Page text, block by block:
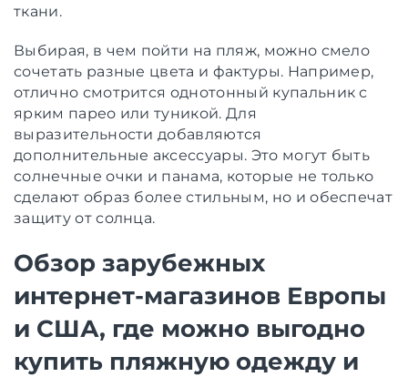
ткани.
Выбирая, в чем пойти на пляж, можно смело
сочетать разные цвета и фактуры. Например,
отлично смотрится однотонный купальник с
ярким парео или туникой. Для
выразительности добавляются
дополнительные аксессуары. Это могут быть
солнечные очки и панама, которые не только
сделают образ более стильным, но и обеспечат
защиту от солнца.
Обзор зарубежных
интернет-магазинов Европы
и США, где можно выгодно
купить пляжную одежду и